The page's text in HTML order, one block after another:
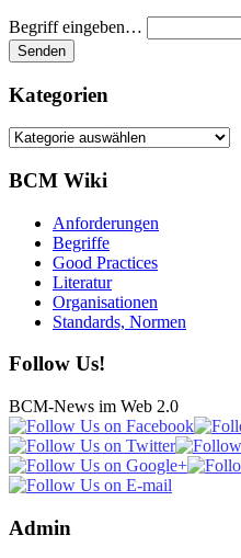
Begriff eingeben…
Kategorien
Kategorien
BCM Wiki
Anforderungen
Begriffe
Good Practices
Literatur
Organisationen
Standards, Normen
Follow Us!
BCM-News im Web 2.0
Admin